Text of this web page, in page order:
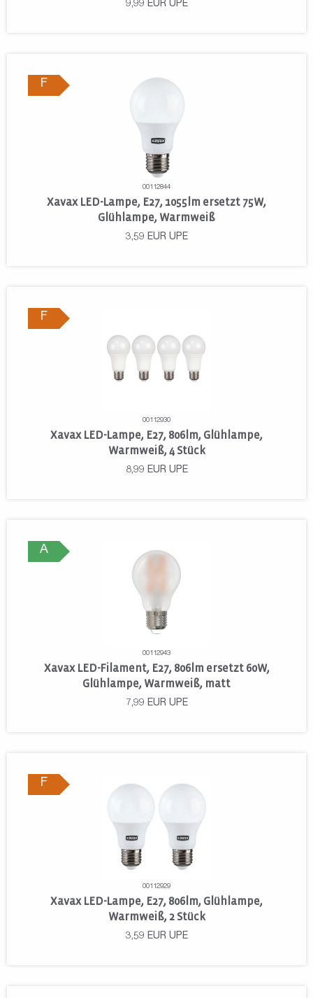
9,99 EUR UPE
F
00112844
Xavax LED-Lampe, E27, 1055lm ersetzt 75W,
Glühlampe, Warmweiß
3,59 EUR UPE
F
00112930
Xavax LED-Lampe, E27, 806lm, Glühlampe,
Warmweiß, 4 Stück
8,99 EUR UPE
A
00112943
Xavax LED-Filament, E27, 806lm ersetzt 60W,
Glühlampe, Warmweiß, matt
7,99 EUR UPE
F
00112929
Xavax LED-Lampe, E27, 806lm, Glühlampe,
Warmweiß, 2 Stück
3,59 EUR UPE